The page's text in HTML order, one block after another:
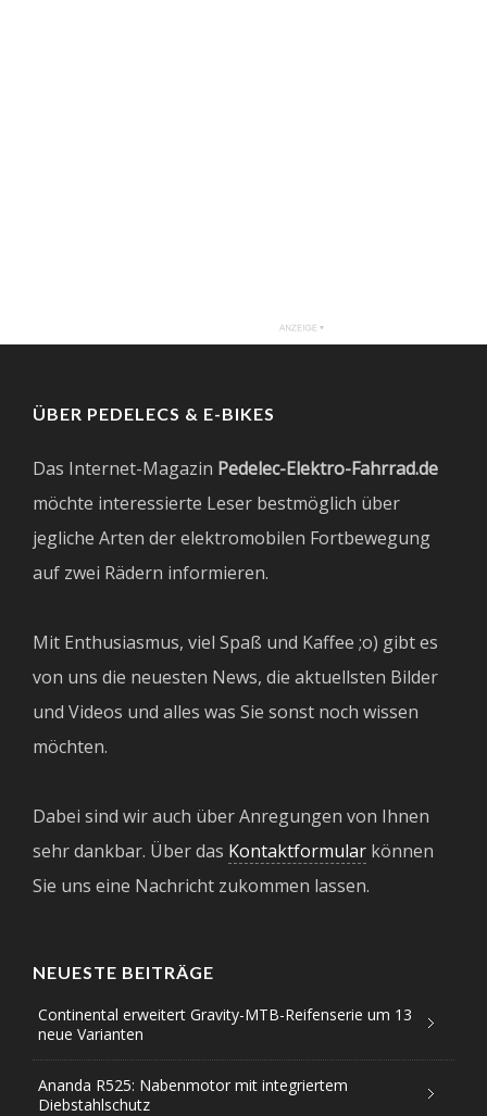
ÜBER PEDELECS & E-BIKES
Das Internet-Magazin Pedelec-Elektro-Fahrrad.de
möchte interessierte Leser bestmöglich über
jegliche Arten der elektromobilen Fortbewegung
auf zwei Rädern informieren.
Mit Enthusiasmus, viel Spaß und Kaffee ;o) gibt es
von uns die neuesten News, die aktuellsten Bilder
und Videos und alles was Sie sonst noch wissen
möchten.
Dabei sind wir auch über Anregungen von Ihnen
sehr dankbar. Über das Kontaktformular können
Sie uns eine Nachricht zukommen lassen.
NEUESTE BEITRÄGE
Continental erweitert Gravity-MTB-Reifenserie um 13
neue Varianten
Ananda R525: Nabenmotor mit integriertem
Diebstahlschutz